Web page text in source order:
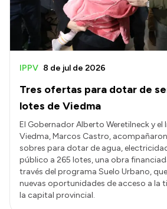
Tres ofertas para dotar de
lotes de Viedma
IPPV 8 de jul de 2026
El Gobernador Alberto Weretilneck y el
Viedma, Marcos Castro,
sobres para dotar de agua,
público a 265 lotes, una obra
través del programa Suelo Urbano,
nuevas oportunidades de acceso a la
la capital provincial.